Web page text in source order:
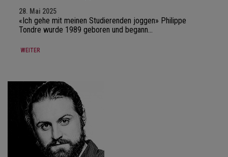
28. Mai 2025
«Ich gehe mit meinen Studierenden joggen» Philippe
Tondre wurde 1989 geboren und begann…
WEITER